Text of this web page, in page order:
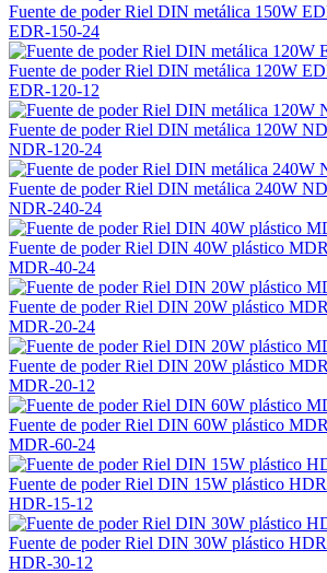
Fuente de poder Riel DIN metálica 150W
EDR-150-24
Fuente de poder Riel DIN metálica 120W
EDR-120-12
Fuente de poder Riel DIN metálica 120W
NDR-120-24
Fuente de poder Riel DIN metálica 240W
NDR-240-24
Fuente de poder Riel DIN 40W plástico
MDR-40-24
Fuente de poder Riel DIN 20W plástico
MDR-20-24
Fuente de poder Riel DIN 20W plástico
MDR-20-12
Fuente de poder Riel DIN 60W plástico
MDR-60-24
Fuente de poder Riel DIN 15W plástico
HDR-15-12
Fuente de poder Riel DIN 30W plástico
HDR-30-12